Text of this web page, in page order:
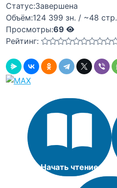
Статус:Завершена
Объём:124 399 зн. / ~48 стр.
Просмотры:69
Рейтинг:
Начать чтение